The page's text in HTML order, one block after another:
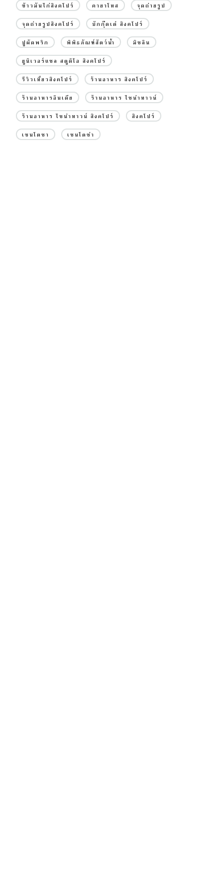
ข้าวมันไก่สิงคโปร์ คายาโทส จุดถ่ายรูป
จุดถ่ายรูปสิงคโปร์ บักกุ๊ดเต๋ สิงคโปร์
ปูผัดพริก พิพิธภัณฑ์สัตว์น้ำ มิชลิน
ยูนิเวอร์แซล สตูดิโอ สิงคโปร์
รีวิวเที่ยวสิงคโปร์ ร้านอาหาร สิงคโปร์
ร้านอาหารอินเดีย ร้านอาหาร ไชน่าทาวน์
ร้านอาหาร ไชน่าทาวน์ สิงคโปร์ สิงคโปร์
เซนโตซา เซนโตซ่า